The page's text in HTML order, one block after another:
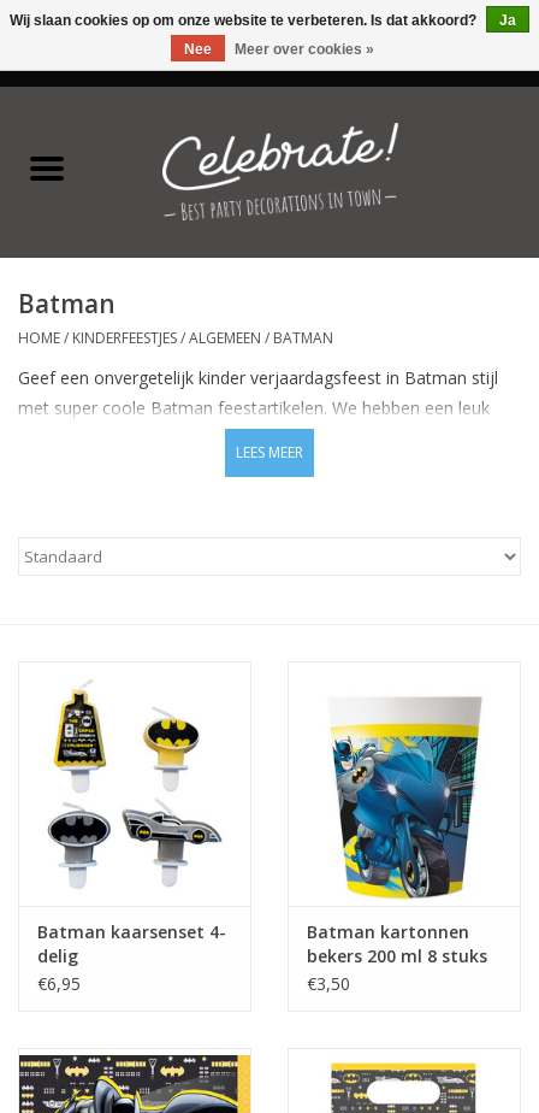
Latex ballonnen
Folie ballonnen
Verjaardag thema's
Feestversiering
Accessoires
Batman
HOME/ KINDERFEESTJES/ALGEMEEN / BATMAN
Geef een onvergetelijk kinder verjaardagsfeest in Batman stijl
met super coole Batman feestartikelen. We hebben een leuk
LEES MEER
Batman kaarsenset 4-
delig
€6,95
Batman kartonnen
bekers 200 ml 8 stuks
€3,50
Wij slaan cookies op om onze website te verbeteren. Is dat akkoord?
Ja
Nee
Meer over cookies »